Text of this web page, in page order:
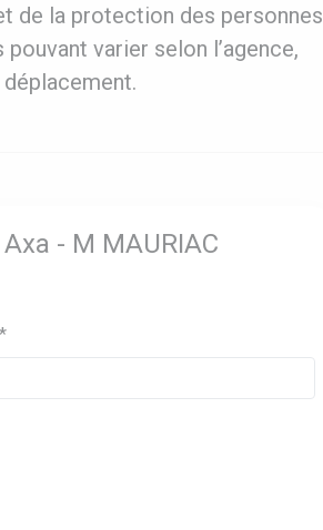
de la protection des personnes
varier selon l’agence,
- M MAURIAC